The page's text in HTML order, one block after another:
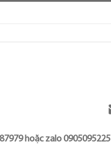
hoặc zalo 0905095225